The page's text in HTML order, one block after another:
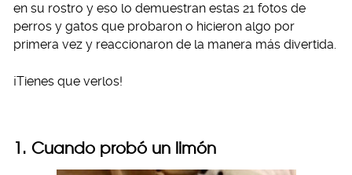
en su rostro y eso lo demuestran estas 21 fotos de
perros y gatos que probaron o hicieron algo por
primera vez y reaccionaron de la manera más divertida.
¡Tienes que verlos!
1. Cuando probó un limón